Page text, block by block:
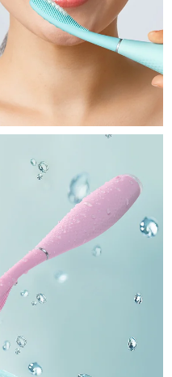
hair removal
Prep Gel
removal gel
serum
therapy
Solution
gel
备
devices
眼部护理
& lips
smoothing device
treatment
massagers
.
essentials
护发
Scalp
Set
device & 18% PAP gel
Gel
男士
预计送达日期12/08/2026
预计送达日期08/08/2026
预计送达日期 09/08/2026
08/08/2026
预计送达日期 09/08/2026
预计送达日期06/08/2026
预计送达日期 08/08/2026
预计送达日期 10/08/2026
预计送达日期